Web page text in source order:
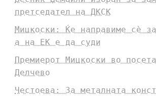
претседател на ДКСК
Мицкоски: Ќе направиме сè
а на ЕК е да суди
Премиерот Мицкоски во
Делчево
Честоева: За металната